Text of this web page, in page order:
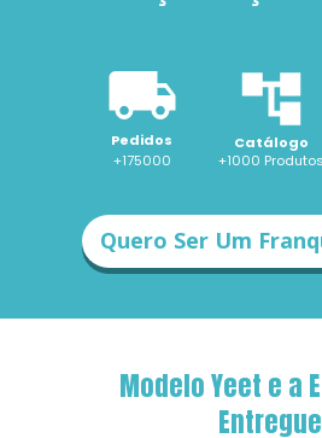
Pedidos Catálogo
+175000
+1000 Produtos
Quero Ser Um
Modelo Yeet e a
Entregue